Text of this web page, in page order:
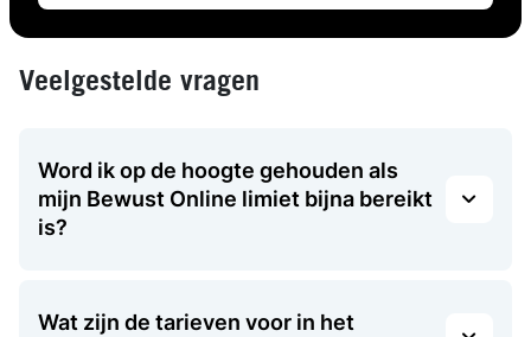
Veelgestelde vragen
Word ik op de hoogte gehouden als
mijn Bewust Online limiet bijna bereikt
is?
Wat zijn de tarieven voor in het